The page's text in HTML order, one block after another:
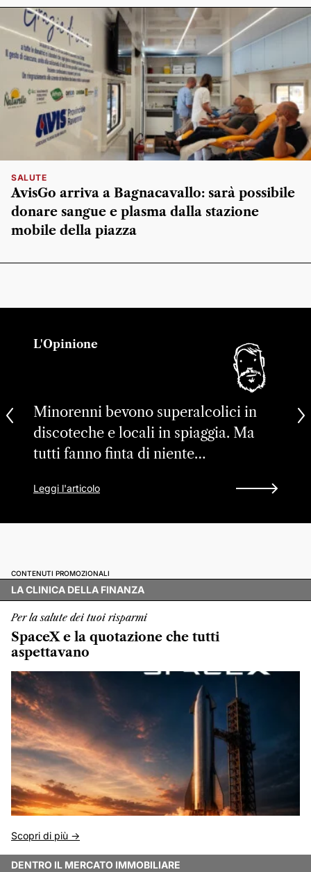
SALUTE
AvisGo arriva a Bagnacavallo: sarà possibile
donare sangue e plasma dalla stazione
mobile della piazza
L'Opinione
Minorenni bevono superalcolici in
discoteche e locali in spiaggia. Ma
tutti fanno finta di niente…
Leggi l'articolo
CONTENUTI PROMOZIONALI
LA CLINICA DELLA FINANZA
Per la salute dei tuoi risparmi
SpaceX e la quotazione che tutti
aspettavano
Scopri di più ->
DENTRO IL MERCATO IMMOBILIARE